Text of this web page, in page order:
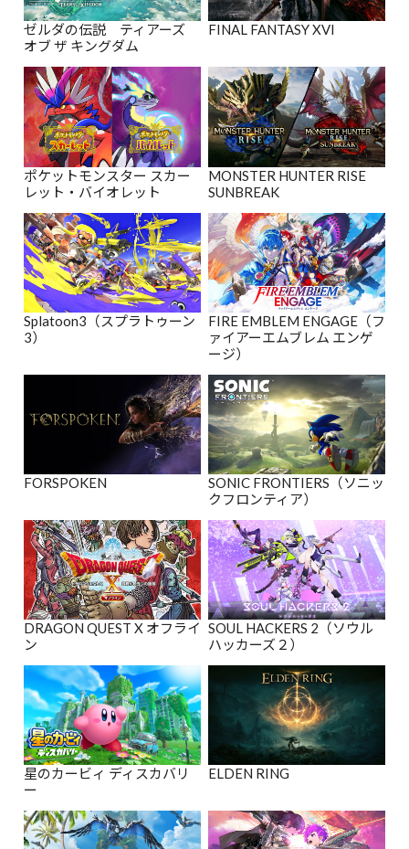
ゼルダの伝説 ティアーズ
オブ ザ キングダム
FINAL FANTASY XVI
ポケットモンスター スカー
レット・バイオレット
MONSTER HUNTER RISE
SUNBREAK
Splatoon3（スプラトゥーン
3）
FIRE EMBLEM ENGAGE（フ
ァイアーエムブレム エンゲ
ージ）
FORSPOKEN
SONIC FRONTIERS（ソニッ
クフロンティア）
DRAGON QUEST X オフライ
ン
SOUL HACKERS 2（ソウル
ハッカーズ２）
星のカービィ ディスカバリ
ー
ELDEN RING